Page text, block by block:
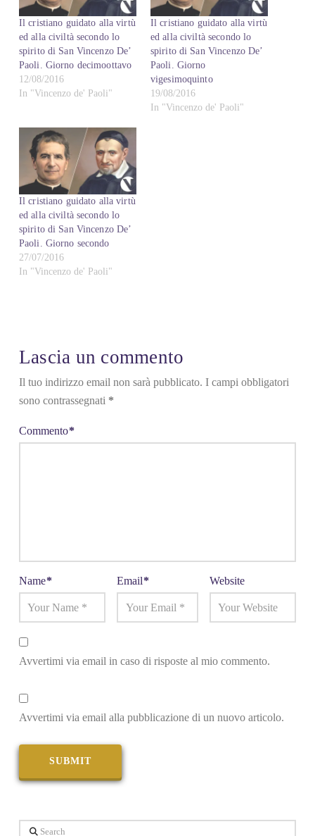
Il cristiano guidato alla virtù
ed alla civiltà secondo lo
spirito di San Vincenzo De’
Paoli. Giorno decimoottavo
12/08/2016
In "Vincenzo de' Paoli"
Il cristiano guidato alla virtù
ed alla civiltà secondo lo
spirito di San Vincenzo De’
Paoli. Giorno
vigesimoquinto
19/08/2016
In "Vincenzo de' Paoli"
Il cristiano guidato alla virtù
ed alla civiltà secondo lo
spirito di San Vincenzo De’
Paoli. Giorno secondo
27/07/2016
In "Vincenzo de' Paoli"
Lascia un commento
Il tuo indirizzo email non sarà pubblicato. I campi obbligatori
sono contrassegnati *
Commento*
Name* Email* Website
Avvertimi via email in caso di risposte al mio commento.
Avvertimi via email alla pubblicazione di un nuovo articolo.
Search